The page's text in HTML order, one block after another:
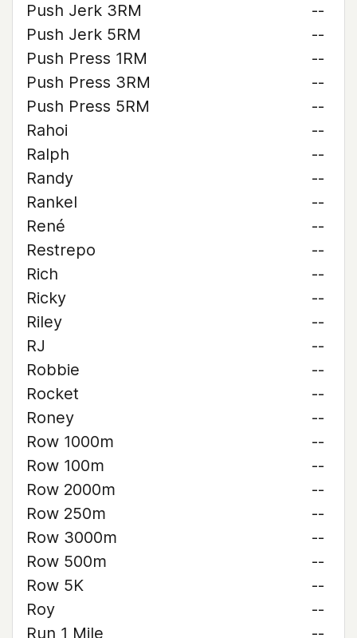
Push Jerk 3RM
--
Push Jerk 5RM
--
Push Press 1RM
--
Push Press 3RM
--
Push Press 5RM
--
Rahoi
--
Ralph
--
Randy
--
Rankel
--
René
--
Restrepo
--
Rich
--
Ricky
--
Riley
--
RJ
--
Robbie
--
Rocket
--
Roney
--
Row 1000m
--
Row 100m
--
Row 2000m
--
Row 250m
--
Row 3000m
--
Row 500m
--
Row 5K
--
Roy
--
Run 1 Mile
--